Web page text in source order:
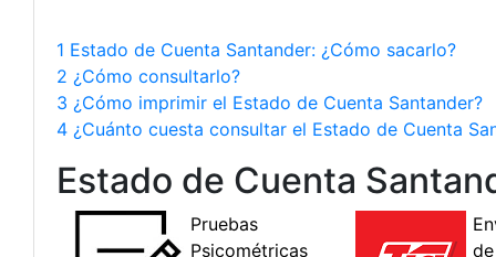
1 Estado de Cuenta Santander: ¿Cómo sacarlo?
2 ¿Cómo consultarlo?
3 ¿Cómo imprimir el Estado de Cuenta Santander?
4 ¿Cuánto cuesta consultar el Estado de Cuenta
Estado de Cuenta